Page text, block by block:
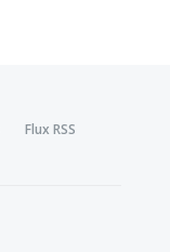
Flux RSS